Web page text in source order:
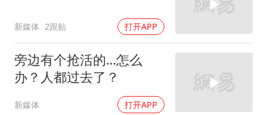
新媒体 2跟贴 打开APP
旁边有个抢活的…怎么
办？人都过去了？
新媒体 打开APP